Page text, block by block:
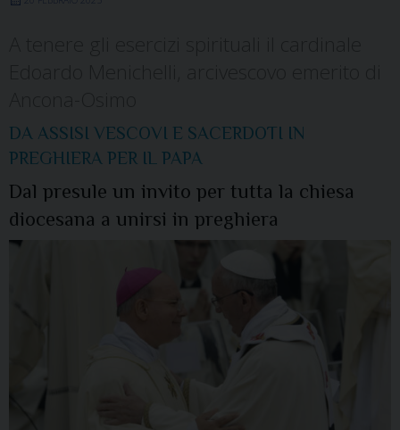
DA ASSISI VESCOVI E SACERDOTI IN
PREGHIERA PER IL PAPA
Dal presule un invito per tutta la chiesa
diocesana a unirsi in preghiera